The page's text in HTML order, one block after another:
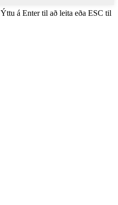
Ýttu á Enter til að leita eða ESC til